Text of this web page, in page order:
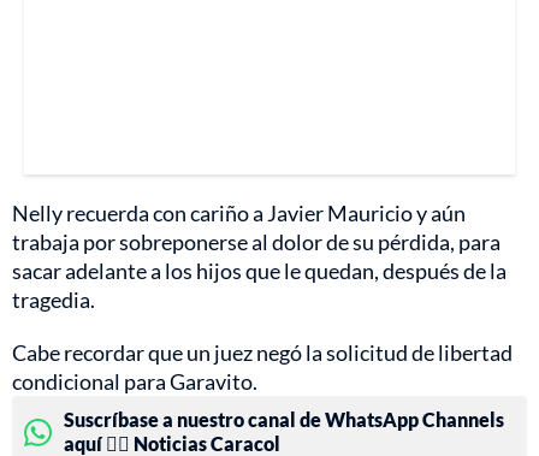
Nelly recuerda con cariño a Javier Mauricio y aún
trabaja por sobreponerse al dolor de su pérdida, para
sacar adelante a los hijos que le quedan, después de la
tragedia.
Cabe recordar que un juez negó la solicitud de libertad
condicional para Garavito.
Suscríbase a nuestro canal de WhatsApp Channels
aquí 👉🏻 Noticias Caracol